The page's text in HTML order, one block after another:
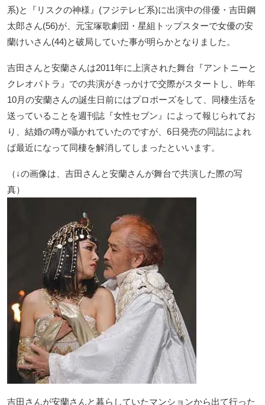
系)と『リスクの神様』(フジテレビ系)に出演中の俳優・吉田鋼
太郎さん(56)が、元宝塚歌劇団・星組トップスターで女優の安
蘭けいさん(44)と破局していた事が明らかとなりました。
吉田さんと安蘭さんは2011年に上演された舞台『アントニーと
クレオパトラ』での共演がきっかけで交際がスタートし、昨年
10月の安蘭さんの誕生日前にはプロポーズをして、同棲生活を
送っていることを週刊誌『女性セブン』によって報じられてお
り、結婚の噂が囁かれていたのですが、6日発売の同誌によれ
ば最近になって同棲を解消してしまったといいます。
（↓の画像は、吉田さんと安蘭さんが舞台で共演した際の写
真）
吉田さんが安蘭さんと暮らしていたマンションから出て行った